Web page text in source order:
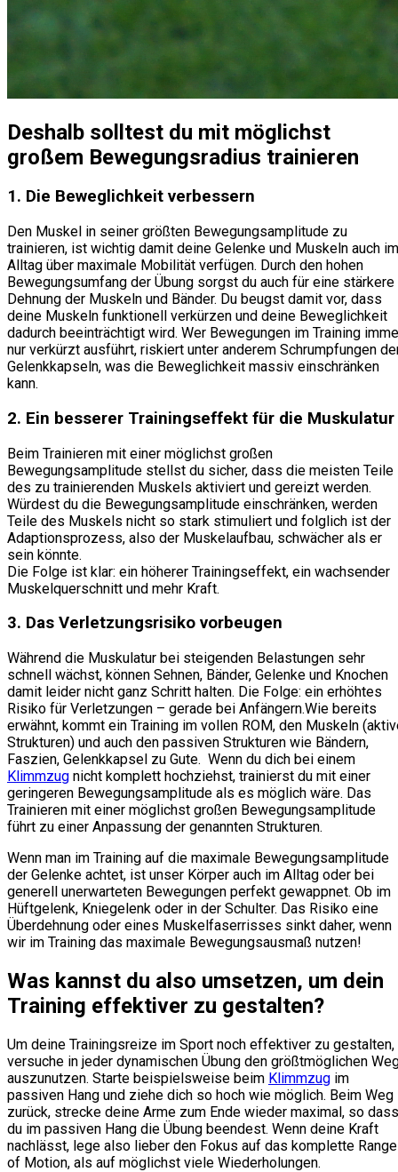
Deshalb solltest du mit möglichst
großem Bewegungsradius trainieren
1. Die Beweglichkeit verbessern
Den Muskel in seiner größten Bewegungsamplitude zu
trainieren, ist wichtig damit deine Gelenke und Muskeln auch im
Alltag über maximale Mobilität verfügen. Durch den hohen
Bewegungsumfang der Übung sorgst du auch für eine stärkere
Dehnung der Muskeln und Bänder. Du beugst damit vor, dass
deine Muskeln funktionell verkürzen und deine Beweglichkeit
dadurch beeinträchtigt wird. Wer Bewegungen im Training
nur verkürzt ausführt, riskiert unter anderem Schrumpfungen
Gelenkkapseln, was die Beweglichkeit massiv einschränken
kann.
2. Ein besserer Trainingseffekt für die Muskulatur
Beim Trainieren mit einer möglichst großen
Bewegungsamplitude stellst du sicher, dass die meisten Teile
des zu trainierenden Muskels aktiviert und gereizt werden.
Würdest du die Bewegungsamplitude einschränken, werden
Teile des Muskels nicht so stark stimuliert und folglich ist der
Adaptionsprozess, also der Muskelaufbau, schwächer als er
sein könnte.
Die Folge ist klar: ein höherer Trainingseffekt, ein wachsender
Muskelquerschnitt und mehr Kraft.
3. Das Verletzungsrisiko vorbeugen
Während die Muskulatur bei steigenden Belastungen sehr
schnell wächst, können Sehnen, Bänder, Gelenke und Knochen
damit leider nicht ganz Schritt halten. Die Folge: ein erhöhtes
Risiko für Verletzungen – gerade bei Anfängern.Wie bereits
erwähnt, kommt ein Training im vollen ROM, den Muskeln
Strukturen) und auch den passiven Strukturen wie Bändern,
Faszien, Gelenkkapsel zu Gute. Wenn du dich bei einem
Klimmzug nicht komplett hochziehst, trainierst du mit einer
geringeren Bewegungsamplitude als es möglich wäre. Das
Trainieren mit einer möglichst großen Bewegungsamplitude
führt zu einer Anpassung der genannten Strukturen.
Wenn man im Training auf die maximale Bewegungsamplitude
der Gelenke achtet, ist unser Körper auch im Alltag oder bei
generell unerwarteten Bewegungen perfekt gewappnet. Ob im
Hüftgelenk, Kniegelenk oder in der Schulter. Das Risiko eine
Überdehnung oder eines Muskelfaserrisses sinkt daher, wenn
wir im Training das maximale Bewegungsausmaß nutzen!
Was kannst du also umsetzen, um dein
Training effektiver zu gestalten?​
Um deine Trainingsreize im Sport noch effektiver zu gestalten,
versuche in jeder dynamischen Übung den größtmöglichen
auszunutzen. Starte beispielsweise beim Klimmzug im
passiven Hang und ziehe dich so hoch wie möglich. Beim Weg
zurück, strecke deine Arme zum Ende wieder maximal, so dass
du im passiven Hang die Übung beendest. Wenn deine Kraft
nachlässt, lege also lieber den Fokus auf das komplette Range
of Motion, als auf möglichst viele Wiederholungen.